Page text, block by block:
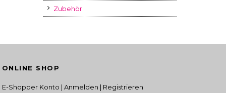
Zubehör
ONLINE SHOP
E-Shopper Konto | Anmelden | Registrieren